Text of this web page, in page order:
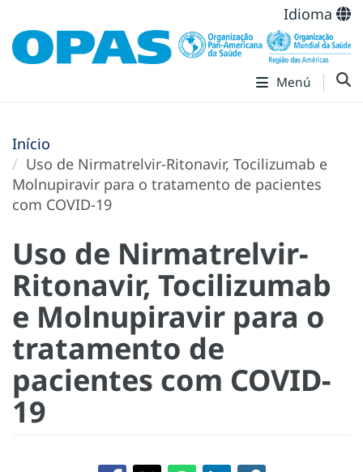
Idioma
Menú
Início
Uso de Nirmatrelvir-Ritonavir, Tocilizumab e
Molnupiravir para o tratamento de pacientes
com COVID-19
Uso de Nirmatrelvir-
Ritonavir, Tocilizumab
e Molnupiravir para o
tratamento de
pacientes com COVID-
19